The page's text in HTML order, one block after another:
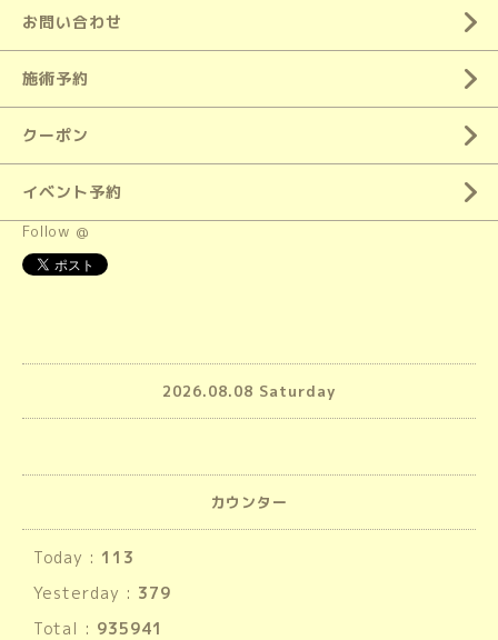
お問い合わせ
施術予約
クーポン
イベント予約
Follow @
2026.08.08 Saturday
カウンター
Today : 113
Yesterday : 379
Total : 935941